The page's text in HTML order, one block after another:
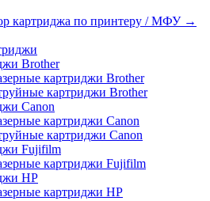
картриджа по принтеру / МФУ →
Brother
картриджи Brother
картриджи Brother
Canon
картриджи Canon
картриджи Canon
Fujifilm
картриджи Fujifilm
HP
картриджи HP